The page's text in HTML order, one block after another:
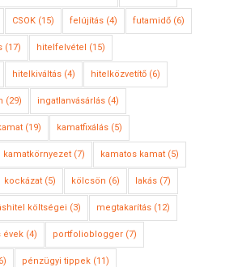
CSOK(15) felújítás(4) futamidő(6)
(17) hitelfelvétel (15)
hitelkiváltás(4) hitelközvetítő(6)
(29) ingatlanvásárlás(4)
(19) kamatfixálás(5)
kamatkörnyezet(7) kamatos kamat(5)
kockázat(5) kölcsön (6) lakás(7)
költségei (3) megtakarítás(12)
évek(4) portfolioblogger(7)
pénzügyi tippek(11)